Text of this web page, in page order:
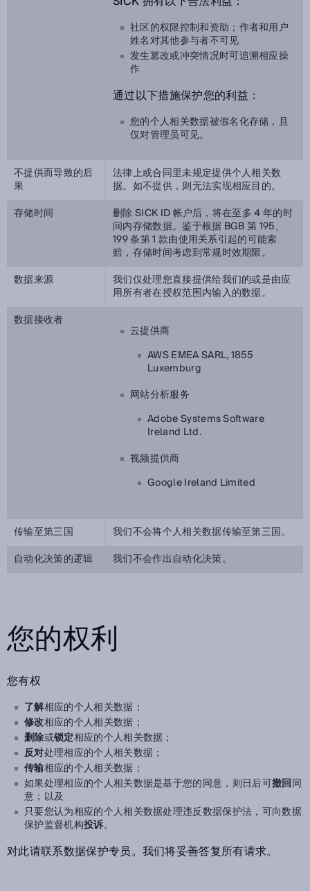
社区的权限控制和资助；作者和用户
姓名对其他参与者不可见
发生篡改或冲突情况时可追溯相应操
作
通过以下措施保护您的利益：
您的个人相关数据被假名化存储，且
仅对管理员可见。
不提供而导致的后
果
法律上或合同里未规定提供个人相关数
据。如不提供，则无法实现相应目的。
存储时间
删除 SICK ID 帐户后，将在至多 4 年的时
间内存储数据。鉴于根据 BGB 第 195、
199 条第 1 款由使用关系引起的可能索
赔，存储时间考虑到常规时效期限。
数据来源
我们仅处理您直接提供给我们的或是由应
用所有者在授权范围内输入的数据。
数据接收者
云提供商
AWS EMEA SARL, 1855
Luxemburg
网站分析服务
Adobe Systems Software
Ireland Ltd.
视频提供商
Google Ireland Limited
传输至第三国
我们不会将个人相关数据传输至第三国。
自动化决策的逻辑
我们不会作出自动化决策。
您的权利
您有权
了解相应的个人相关数据；
修改相应的个人相关数据；
删除或锁定相应的个人相关数据；
反对处理相应的个人相关数据；
传输相应的个人相关数据；
如果处理相应的个人相关数据是基于您的同意，则日后可撤回同
意；以及
只要您认为相应的个人相关数据处理违反数据保护法，可向数据
保护监督机构投诉。
对此请联系数据保护专员。我们将妥善答复所有请求。